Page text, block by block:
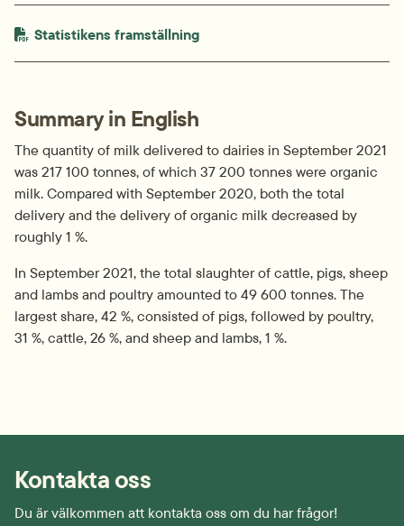
PDF-fil.
Statistikens framställningpdf, 121.1 kB.
Summary in English
The quantity of milk delivered to dairies in September 2021
was 217 100 tonnes, of which 37 200 tonnes were organic
milk. Compared with September 2020, both the total
delivery and the delivery of organic milk decreased by
roughly 1 %.
In September 2021, the total slaughter of cattle, pigs, sheep
and lambs and poultry amounted to 49 600 tonnes. The
largest share, 42 %, consisted of pigs, followed by poultry,
31 %, cattle, 26 %, and sheep and lambs, 1 %.
Kontakta oss
Du är välkommen att kontakta oss om du har frågor!